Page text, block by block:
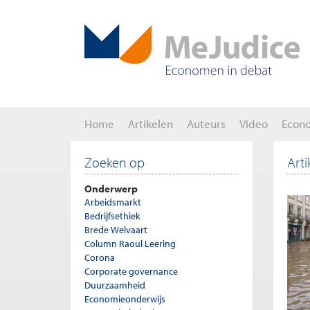
Home Artikelen Auteurs Video
Zoeken op
Onderwerp
Arbeidsmarkt
Bedrijfsethiek
Brede Welvaart
Column Raoul Leering
Corona
Corporate governance
Duurzaamheid
Economieonderwijs